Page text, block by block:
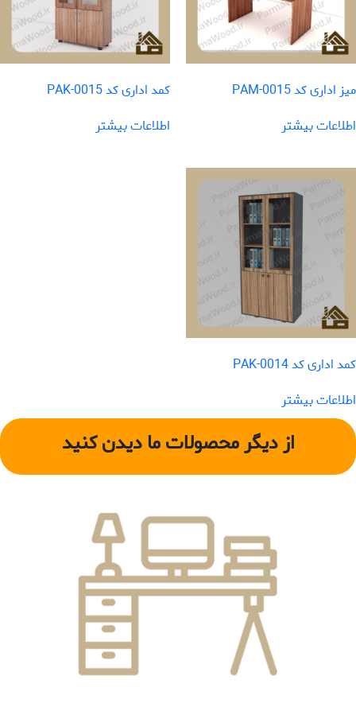
میز اداری کد PAM-0015
اطلاعات بیشتر
کمد اداری کد PAK-0015
اطلاعات بیشتر
کمد اداری کد PAK-0014
اطلاعات بیشتر
از دیگر محصولات ما دیدن کنید